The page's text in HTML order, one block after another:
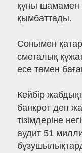
құны шамамен
қымбаттады.
Сонымен
сметалық
есе төмен
Кейбір
банкрот деп
тізімдеріне
аудит 51